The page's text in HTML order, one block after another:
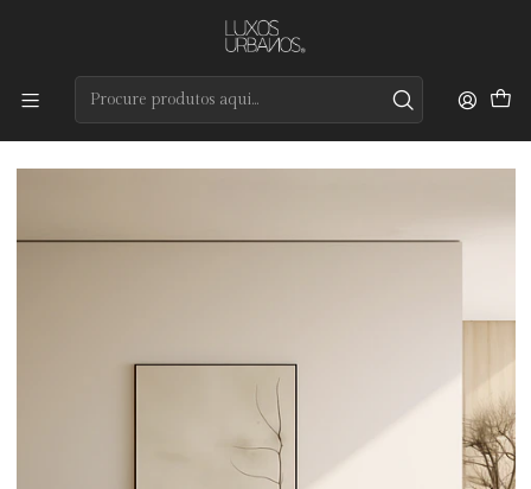
Preços de qualidade e entrega rápida